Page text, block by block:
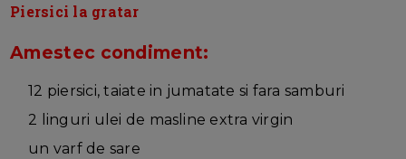
Piersici la gratar
Amestec condiment:
12 piersici, taiate in jumatate si fara samburi
2 linguri ulei de masline extra virgin
un varf de sare